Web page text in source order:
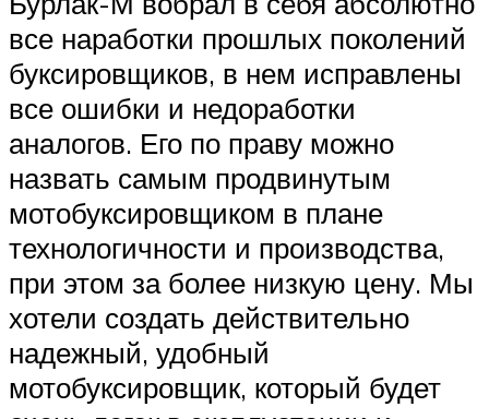
все наработки прошлых поколений
буксировщиков, в нем исправлены
все ошибки и недоработки
аналогов. Его по праву можно
назвать самым продвинутым
мотобуксировщиком в плане
технологичности и производства,
при этом за более низкую цену. Мы
хотели создать действительно
надежный, удобный
мотобуксировщик, который будет